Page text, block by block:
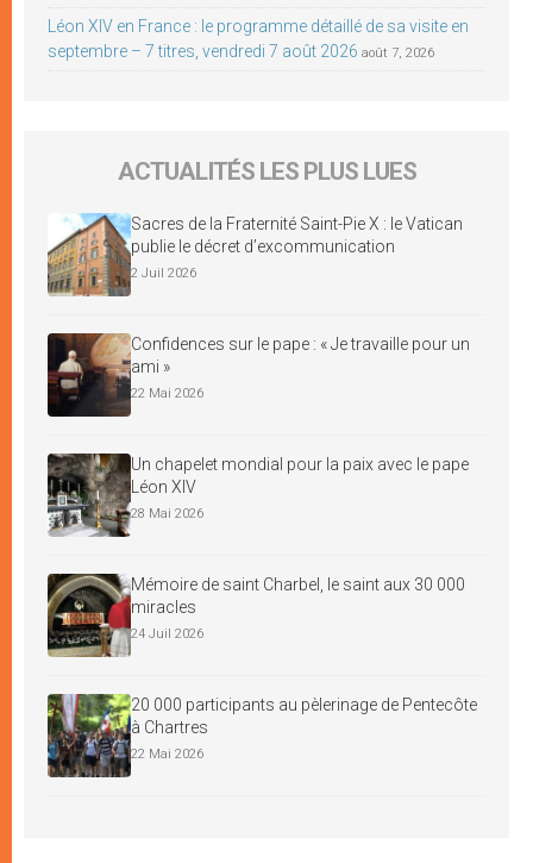
Léon XIV en France : le programme détaillé de sa visite en
septembre – 7 titres, vendredi 7 août 2026 août 7, 2026
ACTUALITÉS LES PLUS LUES
Sacres de la Fraternité Saint-Pie X : le Vatican
publie le décret d’excommunication
2 Juil 2026
Confidences sur le pape : « Je travaille pour un
ami »
22 Mai 2026
Un chapelet mondial pour la paix avec le pape
Léon XIV
28 Mai 2026
Mémoire de saint Charbel, le saint aux 30 000
miracles
24 Juil 2026
20 000 participants au pèlerinage de Pentecôte
à Chartres
22 Mai 2026